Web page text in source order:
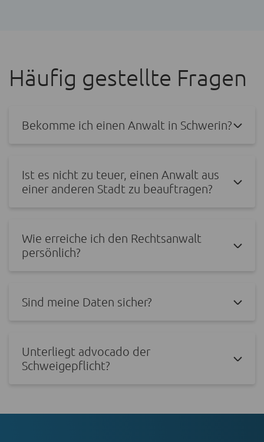
Häufig gestellte Fragen
Bekomme ich einen Anwalt in Schwerin?
Ist es nicht zu teuer, einen Anwalt aus
einer anderen Stadt zu beauftragen?
Wie erreiche ich den Rechtsanwalt
persönlich?
Sind meine Daten sicher?
Unterliegt advocado der
Schweigepflicht?